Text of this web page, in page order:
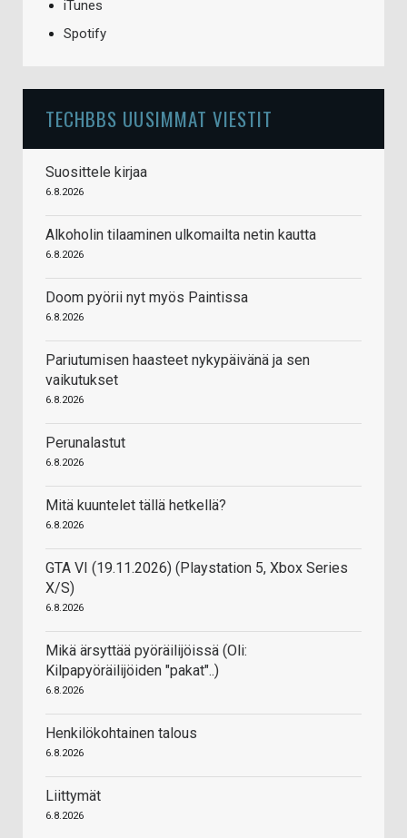
iTunes
Spotify
TECHBBS UUSIMMAT VIESTIT
Suosittele kirjaa
6.8.2026
Alkoholin tilaaminen ulkomailta netin kautta
6.8.2026
Doom pyörii nyt myös Paintissa
6.8.2026
Pariutumisen haasteet nykypäivänä ja sen
vaikutukset
6.8.2026
Perunalastut
6.8.2026
Mitä kuuntelet tällä hetkellä?
6.8.2026
GTA VI (19.11.2026) (Playstation 5, Xbox Series
X/S)
6.8.2026
Mikä ärsyttää pyöräilijöissä (Oli:
Kilpapyöräilijöiden "pakat"..)
6.8.2026
Henkilökohtainen talous
6.8.2026
Liittymät
6.8.2026